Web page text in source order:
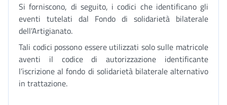
Si forniscono, di seguito, i codici che identificano gli
eventi tutelati dal Fondo di solidarietà bilaterale
dell’Artigianato.
Tali codici possono essere utilizzati solo sulle matricole
aventi il codice di autorizzazione identificante
l’iscrizione al fondo di solidarietà bilaterale alternativo
in trattazione.